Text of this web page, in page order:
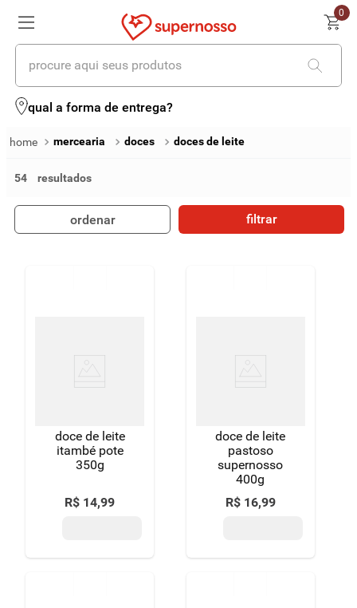
0
procure aqui seus produtos
qual a forma de entrega?
mercearia doces doces de leite
54
ordenar filtrar
doce de leite
itambé pote
350g
R$ 14,99
doce de leite
pastoso
supernosso
400g
R$ 16,99
termos mais buscados
4º iogurte
chocolate